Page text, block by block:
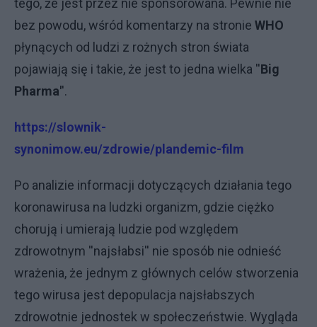
tego, że jest przez nie sponsorowana. Pewnie nie
bez powodu, wśród komentarzy na stronie WHO
płynących od ludzi z rożnych stron świata
pojawiają się i takie, że jest to jedna wielka ''Big
Pharma''.
https://slownik-
synonimow.eu/zdrowie/plandemic-film
Po analizie informacji dotyczących działania tego
koronawirusa na ludzki organizm, gdzie ciężko
chorują i umierają ludzie pod względem
zdrowotnym ''najsłabsi'' nie sposób nie odnieść
wrażenia, że jednym z głównych celów stworzenia
tego wirusa jest depopulacja najsłabszych
zdrowotnie jednostek w społeczeństwie. Wygląda